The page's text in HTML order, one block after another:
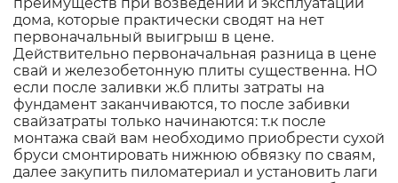
дома, которые практически сводят на нет
первоначальный выигрыш в цене.
Действительно первоначальная разница в цене
свай и железобетонную плиты существенна. НО
если после заливки ж.б плиты затраты на
фундамент заканчиваются, то после забивки
свайзатраты только начинаются: т.к после
монтажа свай вам необходимо приобрести сухой
бруси смонтировать нижнюю обвязку по сваям,
далее закупить пиломатериал и установить лаги